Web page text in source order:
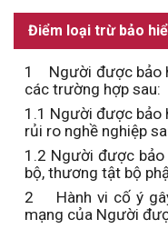
Điểm loại trừ bảo
1
Người được bảo
các trường hợp sau:
1.1 Người được bảo
rủi ro nghề nghiệp
1.2 Người được
bộ, thương tật bộ
2
Hành vi cố ý
mạng của Người